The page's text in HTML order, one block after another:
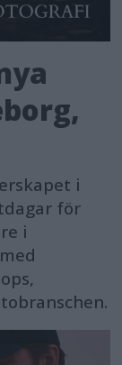
i
för
i